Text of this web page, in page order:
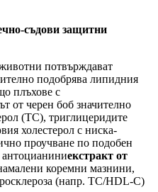
съдови защитни
потвърждават
подобрява липидния
плъхове с
от черен боб значително
(TC), триглицеридите
холестерол с ниска-
проучване по подобен
антоцианиниекстракт от
коремни мазнини,
(напр. ТС/HDL-C)